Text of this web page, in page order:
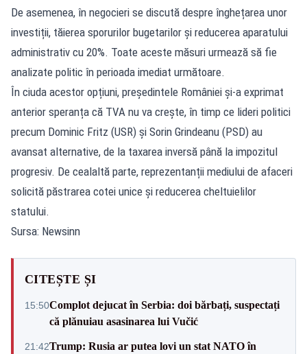
De asemenea, în negocieri se discută despre înghețarea unor
investiții, tăierea sporurilor bugetarilor și reducerea aparatului
administrativ cu 20%. Toate aceste măsuri urmează să fie
analizate politic în perioada imediat următoare.
În ciuda acestor opțiuni, președintele României și-a exprimat
anterior speranța că TVA nu va crește, în timp ce lideri politici
precum Dominic Fritz (USR) și Sorin Grindeanu (PSD) au
avansat alternative, de la taxarea inversă până la impozitul
progresiv. De cealaltă parte, reprezentanții mediului de afaceri
solicită păstrarea cotei unice și reducerea cheltuielilor
statului.
Sursa: Newsinn
CITEȘTE ȘI
15:50Complot dejucat în Serbia: doi bărbați, suspectați
că plănuiau asasinarea lui Vučić
21:42Trump: Rusia ar putea lovi un stat NATO în